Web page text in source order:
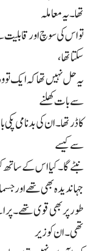
تھا۔ یہ معاملہ
تو اس کی سوچ اور قابلیت
سکتا تھا،
یہ حل نہیں تھا کہ ایک
سے بات کھلنے
کا ڈر تھا۔ ان کی بدنامی
سے کیسے
نبٹے گا۔ کیا اس کے
جہاندیدہ بھی تھے اور
طور پر بھی قوی تھے۔
تھی۔ ان کو زیر